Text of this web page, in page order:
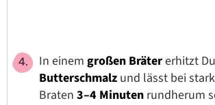
In einem großen Brätererhitzt
Butterschmalz und lässt bei
Braten 3–4 Minuten rundherum